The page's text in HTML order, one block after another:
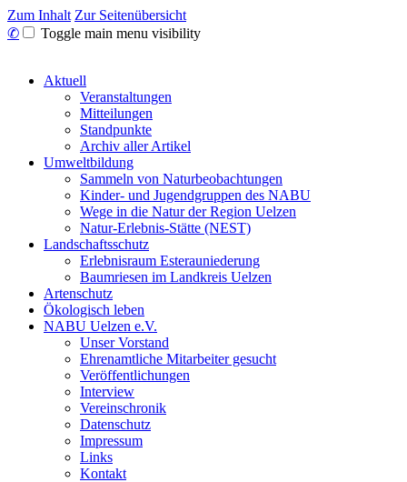
Zum Inhalt Zur Seitenübersicht
✆
Toggle main menu visibility
Aktuell
Veranstaltungen
Mitteilungen
Standpunkte
Archiv aller Artikel
Umweltbildung
Sammeln von Naturbeobachtungen
Kinder- und Jugendgruppen des NABU
Wege in die Natur der Region Uelzen
Natur-Erlebnis-Stätte (NEST)
Landschaftsschutz
Erlebnisraum Esterauniederung
Baumriesen im Landkreis Uelzen
Artenschutz
Ökologisch leben
NABU Uelzen e.V.
Unser Vorstand
Ehrenamtliche Mitarbeiter gesucht
Veröffentlichungen
Interview
Vereinschronik
Datenschutz
Impressum
Links
Kontakt